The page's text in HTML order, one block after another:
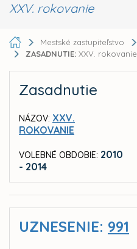
XXV. rokovanie
Mestské zastupiteľstvo
ZASADNUTIE: XXV. rokovanie
Zasadnutie
NÁZOV: XXV.
ROKOVANIE
VOLEBNÉ OBDOBIE: 2010
- 2014
UZNESENIE: 991